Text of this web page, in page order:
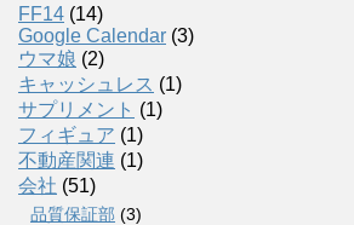
FF14 (14)
Google Calendar (3)
ウマ娘 (2)
キャッシュレス (1)
サプリメント (1)
フィギュア (1)
不動産関連 (1)
会社 (51)
品質保証部 (3)